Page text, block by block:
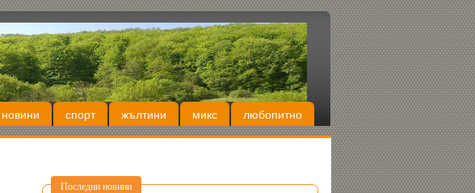
новини спорт жълтини микс любопитно
Последни новини